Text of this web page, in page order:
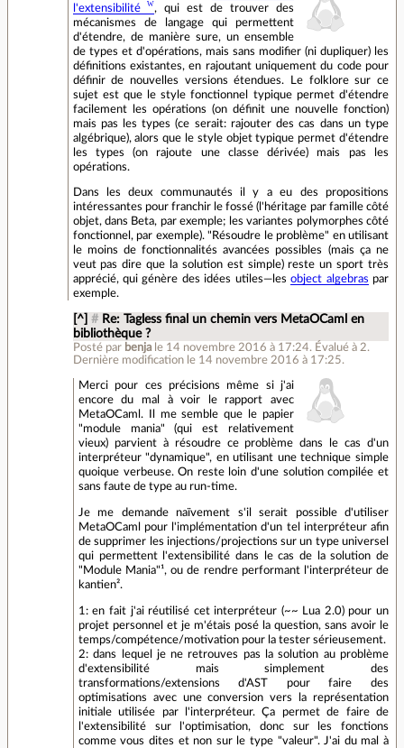
l'extensibilité
, qui est de trouver des
mécanismes de langage qui permettent
d'étendre, de manière sure, un ensemble
de types et d'opérations, mais sans modifier (ni dupliquer) les
définitions existantes, en rajoutant uniquement du code pour
définir de nouvelles versions étendues. Le folklore sur ce
sujet est que le style fonctionnel typique permet d'étendre
facilement les opérations (on définit une nouvelle fonction)
mais pas les types (ce serait: rajouter des cas dans un type
algébrique), alors que le style objet typique permet d'étendre
les types (on rajoute une classe dérivée) mais pas les
opérations.
Dans les deux communautés il y a eu des propositions
intéressantes pour franchir le fossé (l'héritage par famille côté
objet, dans Beta, par exemple; les variantes polymorphes côté
fonctionnel, par exemple). "Résoudre le problème" en utilisant
le moins de fonctionnalités avancées possibles (mais ça ne
veut pas dire que la solution est simple) reste un sport très
apprécié, qui génère des idées utiles—lesobject algebras par
exemple.
[^] # Re: Tagless final un chemin vers MetaOCaml en
bibliothèque ?
Posté par benja le 14 novembre 2016 à 17:24. Évalué à 2.
Dernière modification le 14 novembre 2016 à 17:25.
Merci pour ces précisions même si j'ai
encore du mal à voir le rapport avec
MetaOCaml. Il me semble que le papier
"module mania" (qui est relativement
vieux) parvient à résoudre ce problème dans le cas d'un
interpréteur "dynamique", en utilisant une technique simple
quoique verbeuse. On reste loin d'une solution compilée et
sans faute de type au run-time.
Je me demande naïvement s'il serait possible d'utiliser
MetaOCaml pour l'implémentation d'un tel interpréteur afin
de supprimer les injections/projections sur un type universel
qui permettent l'extensibilité dans le cas de la solution de
"Module Mania"¹, ou de rendre performant l'interpréteur de
kantien².
1: en fait j'ai réutilisé cet interpréteur (~~ Lua 2.0) pour un
projet personnel et je m'étais posé la question, sans avoir le
temps/compétence/motivation pour la tester sérieusement.
2: dans lequel je ne retrouves pas la solution au problème
d'extensibilité mais simplement des
transformations/extensions d'AST pour faire des
optimisations avec une conversion vers la représentation
initiale utilisée par l'interpréteur. Ça permet de faire de
l'extensibilité sur l'optimisation, donc sur les fonctions
comme vous dites et non sur le type "valeur". J'ai du mal à